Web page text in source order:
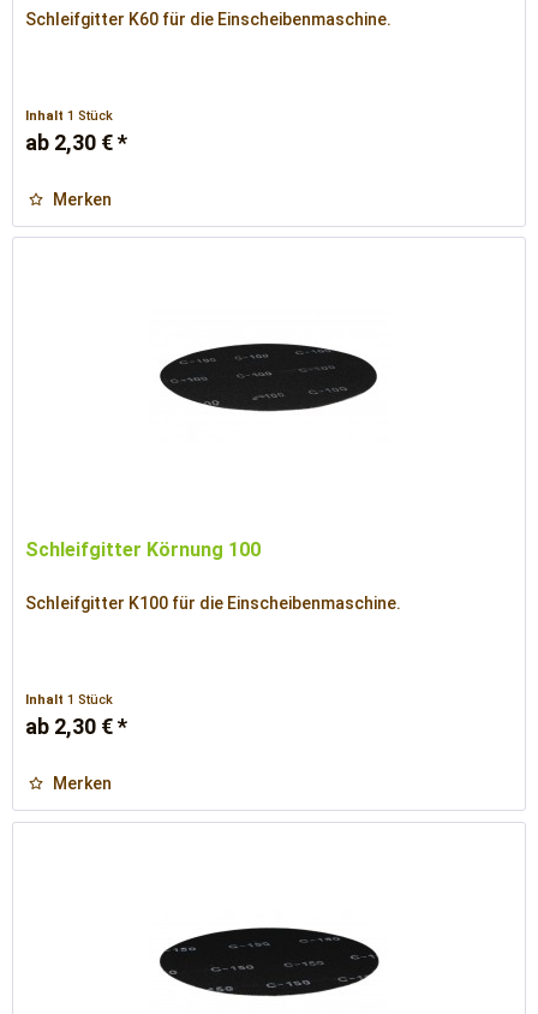
Schleifgitter K60 für die Einscheibenmaschine.
Inhalt1 Stück
ab 2,30 € *
Merken
Schleifgitter Körnung 100
Schleifgitter K100 für die Einscheibenmaschine.
Inhalt1 Stück
ab 2,30 € *
Merken